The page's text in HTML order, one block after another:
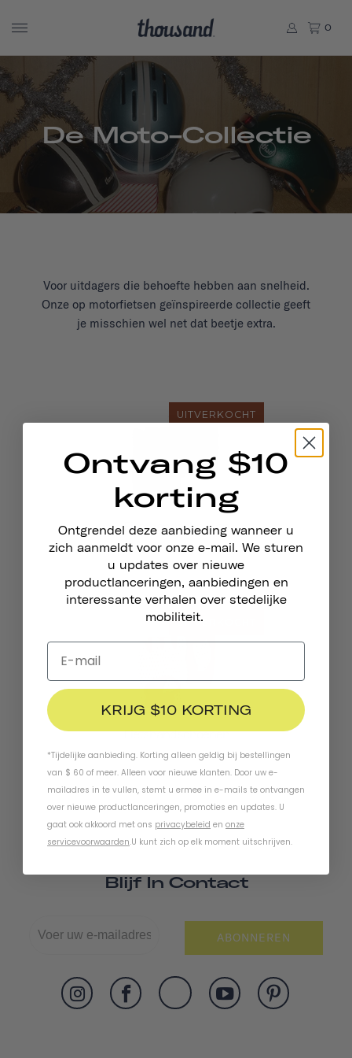
0
De Moto-Collectie
Voor uitdagers die behoefte hebben aan snelheid.
Onze op motorfietsen geïnspireerde collectie geeft
je misschien wel net dat beetje extra.
UITVERKOCHT
Fietshandschoenen
UITVERKOCHT
Fietshandschoenen
Blijf In Contact
ABONNEREN
Ontvang $10
korting
Ontgrendel deze aanbieding wanneer u
zich aanmeldt voor onze e-mail. We sturen
u updates over nieuwe
productlanceringen, aanbiedingen en
interessante verhalen over stedelijke
mobiliteit.
KRIJG $10 KORTING
*Tijdelijke aanbieding. Korting alleen geldig bij bestellingen
van $ 60 of meer. Alleen voor nieuwe klanten. Door uw e-
mailadres in te vullen, stemt u ermee in e-mails te ontvangen
over nieuwe productlanceringen, promoties en updates. U
gaat ook akkoord met ons privacybeleid en onze
servicevoorwaarden.U kunt zich op elk moment uitschrijven.